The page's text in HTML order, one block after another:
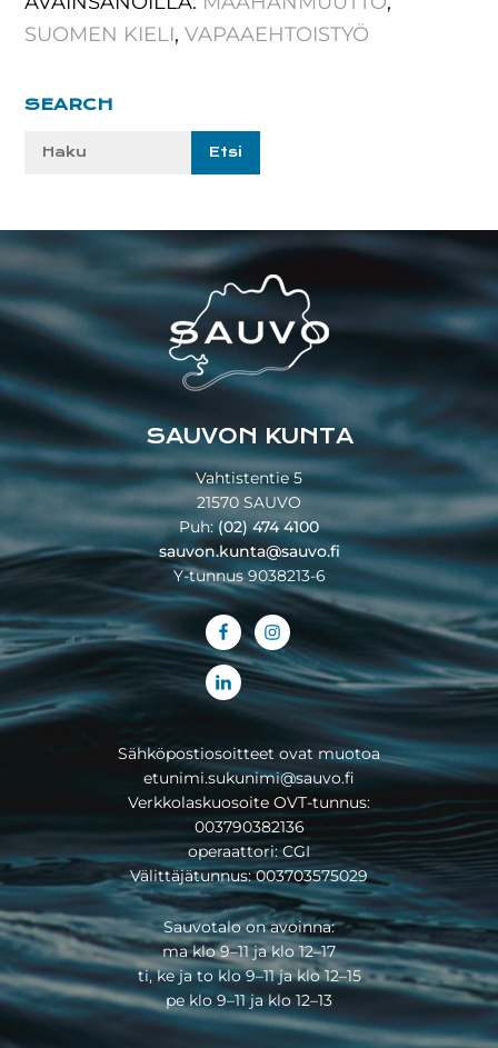
SUOMEN KIELI,VAPAAEHTOISTYÖ
Ensisijainen
SEARCH
Etsi
Footer
SAUVON KUNTA
Vahtistentie 5
21570 SAUVO
Puh:(02) 474 4100
sauvon.kunta@sauvo.fi
Y-tunnus 9038213-6
Sähköpostiosoitteet ovat muotoa
etunimi.sukunimi@sauvo.fi
Verkkolaskuosoite OVT-tunnus:
003790382136
operaattori: CGI
Välittäjätunnus: 003703575029
Sauvotalo on avoinna:
ma klo 9–11 ja klo 12–17
ti, ke ja to klo 9–11 ja klo 12–15
pe klo 9–11 ja klo 12–13